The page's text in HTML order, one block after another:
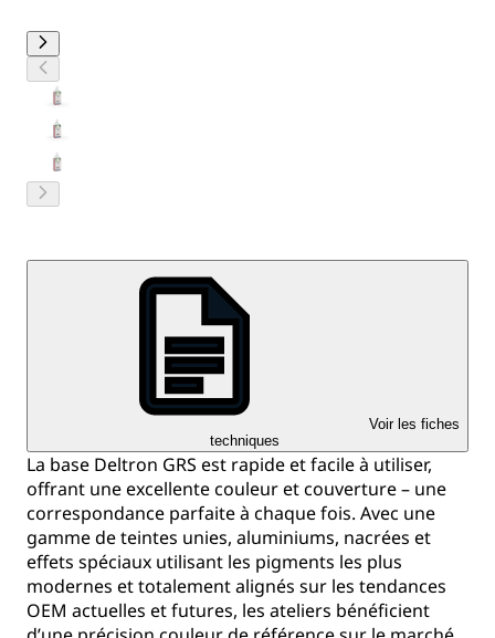
Voir les fiches
techniques
La base Deltron GRS est rapide et facile à utiliser,
offrant une excellente couleur et couverture – une
correspondance parfaite à chaque fois. Avec une
gamme de teintes unies, aluminiums, nacrées et
effets spéciaux utilisant les pigments les plus
modernes et totalement alignés sur les tendances
OEM actuelles et futures, les ateliers bénéficient